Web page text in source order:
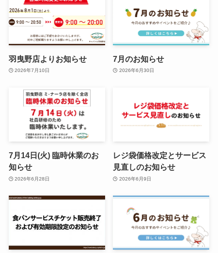
羽曳野店よりお知らせ
2026年7月10日
7月のお知らせ
2026年6月30日
7月14日(火) 臨時休業のお
知らせ
2026年6月28日
レジ袋価格改定とサービス
見直しのお知らせ
2026年6月9日